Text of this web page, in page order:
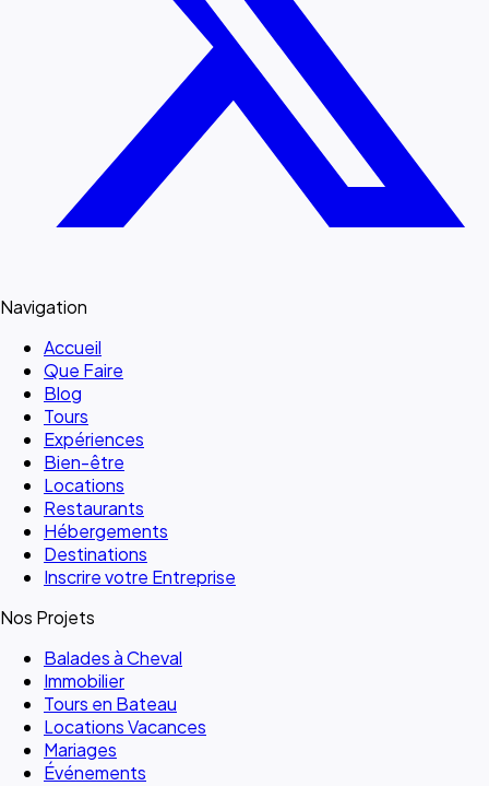
Navigation
Accueil
Que Faire
Blog
Tours
Expériences
Bien-être
Locations
Restaurants
Hébergements
Destinations
Inscrire votre Entreprise
Nos Projets
Balades à Cheval
Immobilier
Tours en Bateau
Locations Vacances
Mariages
Événements